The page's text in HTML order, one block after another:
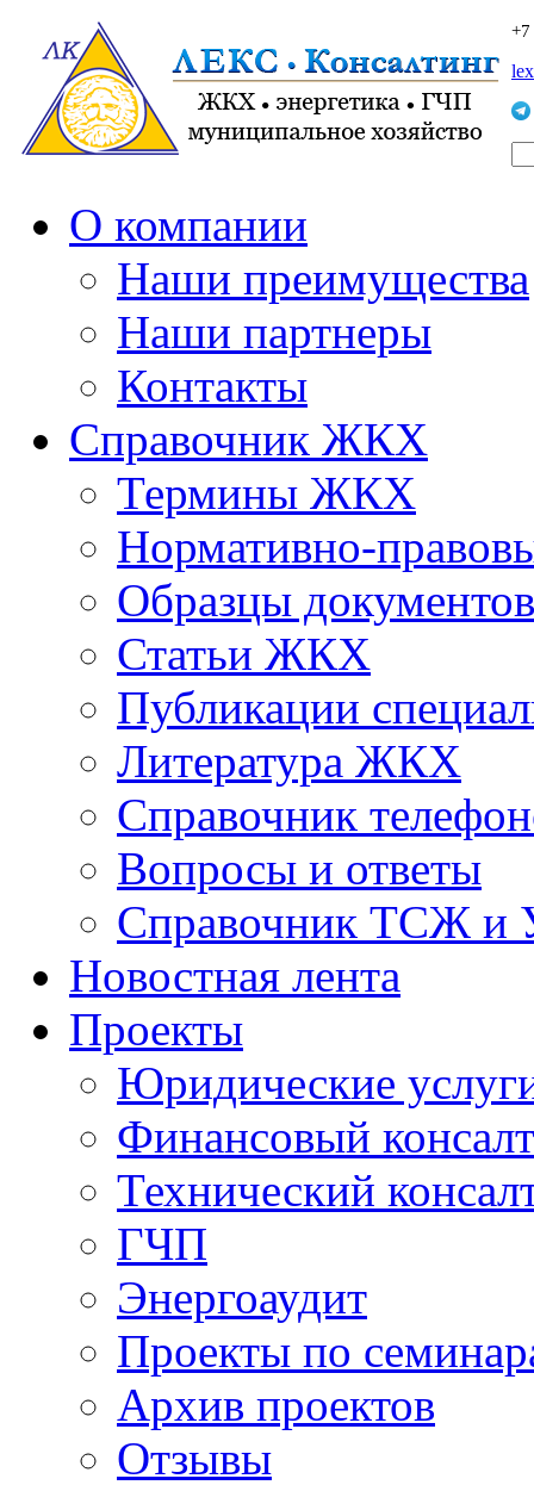
О компании
Наши преимущества
Наши партнеры
Контакты
Справочник ЖКХ
Термины ЖКХ
Нормативно-
Образцы документов
Статьи ЖКХ
Публикации
Литература ЖКХ
Справочник
Вопросы и ответы
Справочник ТСЖ и
Новостная лента
Проекты
Юридические
Финансовый
Технический
ГЧП
Энергоаудит
Проекты по
Архив проектов
Отзывы